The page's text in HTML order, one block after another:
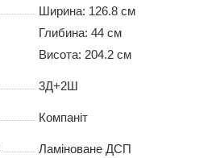
Ширина: 126.8 см
Глибина: 44 см
Висота: 204.2 см
3Д+2Ш
Компаніт
Ламіноване ДСП